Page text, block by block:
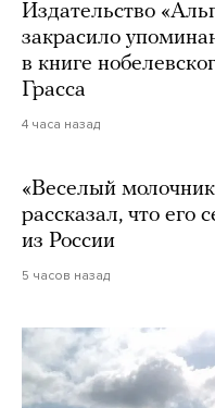
Издательство
закрасило
в книге
Грасса
4 часа назад
«Веселый
рассказал, что его
из России
5 часов назад